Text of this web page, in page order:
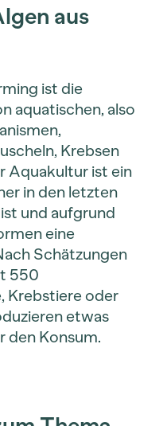
aus
ist die
aquatischen, also
Krebsen
Aquakultur ist ein
in den letzten
und aufgrund
eine
Schätzungen
550
Krebstiere oder
etwas
den Konsum.